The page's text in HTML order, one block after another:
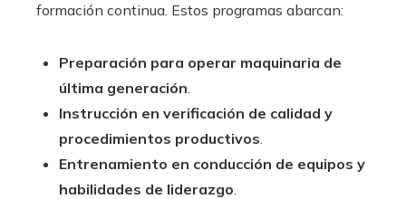
formación continua. Estos programas abarcan:
Preparación para operar maquinaria de
última generación.
Instrucción en verificación de calidad y
procedimientos productivos.
Entrenamiento en conducción de equipos y
habilidades de liderazgo.